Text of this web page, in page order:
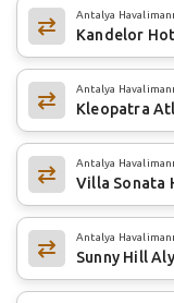
Antalya Havalimanı
Kandelor
Antalya Havalimanı
Kleopatra
Antalya Havalimanı
Villa Sonata
Antalya Havalimanı
Sunny Hill